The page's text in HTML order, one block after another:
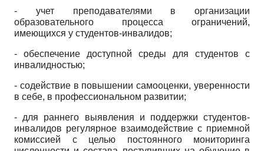
- учет преподавателями в организации
образовательного процесса ограничений,
имеющихся у студентов-инвалидов;
- обеспечение доступной среды для студентов с
инвалидностью;
- содействие в повышении самооценки, уверенности
в себе, в профессиональном развитии;
- для раннего выявления и поддержки студентов-
инвалидов регулярное взаимодействие с приемной
комиссией с целью постоянного мониторинга